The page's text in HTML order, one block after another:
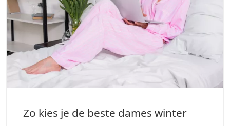
Zo kies je de beste dames winter